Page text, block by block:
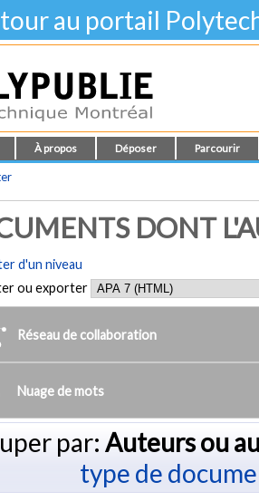
au portail
À propos Déposer Parcourir
DONT
d'un niveau
ou exporter
Réseau de collaboration
Nuage de mots
par: Auteurs ou
type de